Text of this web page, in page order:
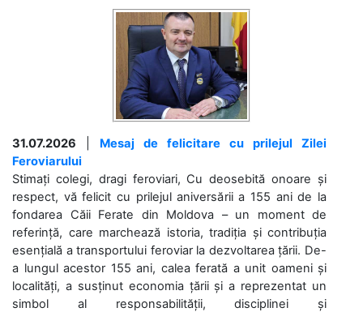
31.07.2026
Mesaj de felicitare cu prilejul Zilei
Feroviarului
Stimați colegi, dragi feroviari, Cu deosebită onoare și
respect, vă felicit cu prilejul aniversării a 155 ani de la
fondarea Căii Ferate din Moldova – un moment de
referință, care marchează istoria, tradiția și contribuția
esențială a transportului feroviar la dezvoltarea țării. De-
a lungul acestor 155 ani, calea ferată a unit oameni și
localități, a susținut economia țării și a reprezentat un
simbol al responsabilității, disciplinei și